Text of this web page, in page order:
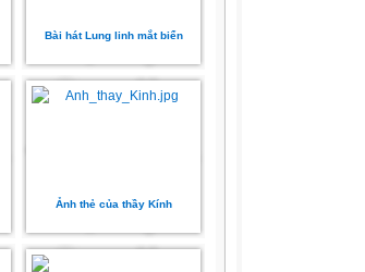
Bài hát Lung linh mắt biển
Ảnh thẻ của thầy Kính